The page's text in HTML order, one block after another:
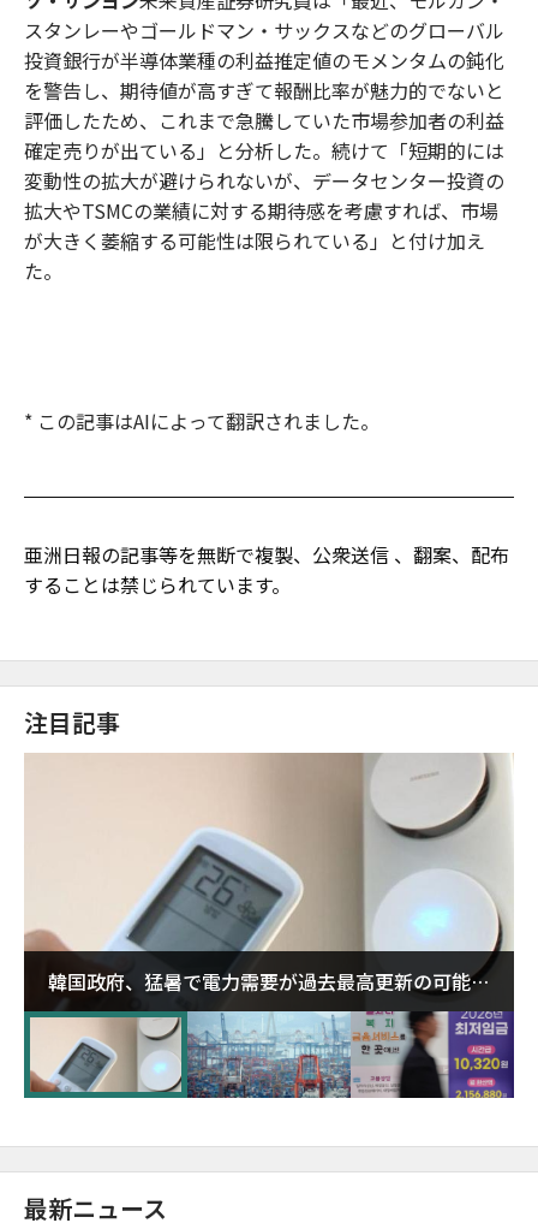
スタンレーやゴールドマン・サックスなどのグローバル
投資銀行が半導体業種の利益推定値のモメンタムの鈍化
を警告し、期待値が高すぎて報酬比率が魅力的でないと
評価したため、これまで急騰していた市場参加者の利益
確定売りが出ている」と分析した。続けて「短期的には
変動性の拡大が避けられないが、データセンター投資の
拡大やTSMCの業績に対する期待感を考慮すれば、市場
が大きく萎縮する可能性は限られている」と付け加え
た。
* この記事はAIによって翻訳されました。
亜洲日報の記事等を無断で複製、公衆送信 、翻案、配布
することは禁じられています。
注目記事
韓国政府、猛暑で電力需要が過去最高更新の可能性
に需給対応体制を点検
最新ニュース